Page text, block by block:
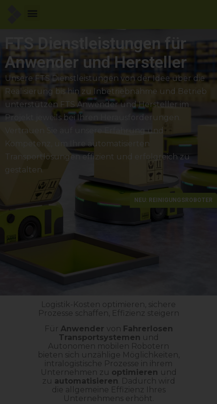
NEU: REINIGUNGSROBOTER
FTS Dienstleistungen für
Anwender und Hersteller
Unsere FTS Dienstleistungen von der Idee über die
Realisierung bis hin zu Inbetriebnahme und Betrieb
unterstützen FTS Anwender und Hersteller im
Projekt jeweils bei Ihren Herausforderungen.
Vertrauen Sie auf unsere Erfahrung und
Kompetenz, um Ihre automatisierten
Transportlösungen effizient und erfolgreich zu
gestalten.
Logistik-Kosten optimieren, sichere
Prozesse schaffen, Effizienz steigern
Für Anwender von Fahrerlosen
Transportsystemen und
Autonomen mobilen Robotern
bieten sich unzählige Möglichkeiten,
intralogistische Prozesse in ihrem
Unternehmen zu optimieren und
zu automatisieren . Dadurch wird
die allgemeine Effizienz Ihres
Unternehmens erhöht.